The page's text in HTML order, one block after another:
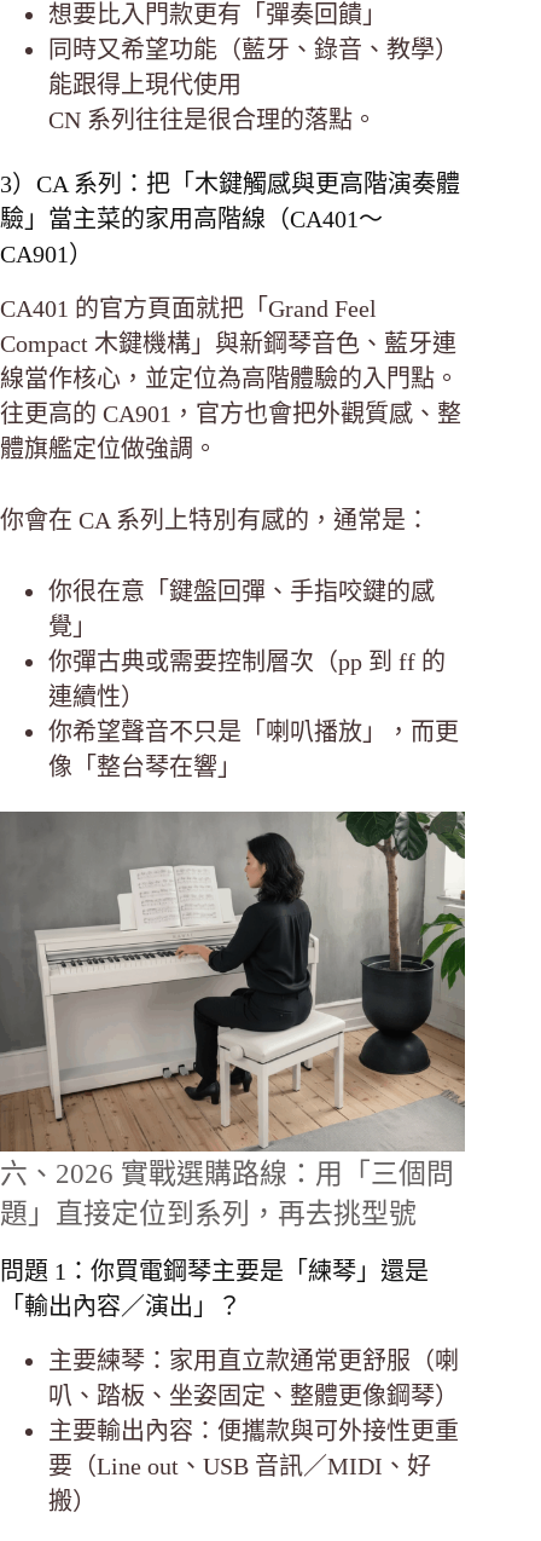
想要比入門款更有「彈奏回饋」
同時又希望功能（藍牙、錄音、教學）
能跟得上現代使用
CN 系列往往是很合理的落點。
3）CA 系列：把「木鍵觸感與更高階演奏體
驗」當主菜的家用高階線（CA401～
CA901）
CA401 的官方頁面就把「Grand Feel
Compact 木鍵機構」與新鋼琴音色、藍牙連
線當作核心，並定位為高階體驗的入門點。
往更高的 CA901，官方也會把外觀質感、整
體旗艦定位做強調。
你會在 CA 系列上特別有感的，通常是：
你很在意「鍵盤回彈、手指咬鍵的感
覺」
你彈古典或需要控制層次（pp 到 ff 的
連續性）
你希望聲音不只是「喇叭播放」，而更
像「整台琴在響」
六、2026 實戰選購路線：用「三個問
題」直接定位到系列，再去挑型號
問題 1：你買電鋼琴主要是「練琴」還是
「輸出內容／演出」？
主要練琴：家用直立款通常更舒服（喇
叭、踏板、坐姿固定、整體更像鋼琴）
主要輸出內容：便攜款與可外接性更重
要（Line out、USB 音訊／MIDI、好
搬）